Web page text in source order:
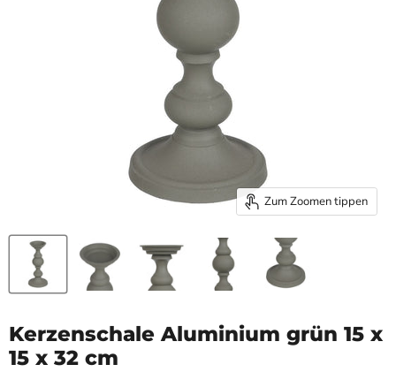
Zum Zoomen tippen
Kerzenschale Aluminium grün 15 x
15 x 32 cm